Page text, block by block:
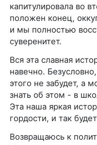
капитулировала во
положен конец,
и мы полностью
суверенитет.
Вся эта славная
навечно.
этого не забудет, а
знать об этом - в
Эта наша яркая
гордости, и так
Возвращаюсь к